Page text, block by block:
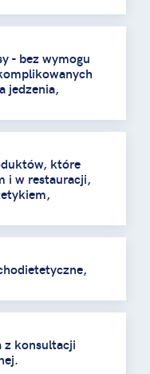
- bez wymogu
jedzenia,
które
i w restauracji,
z konsultacji